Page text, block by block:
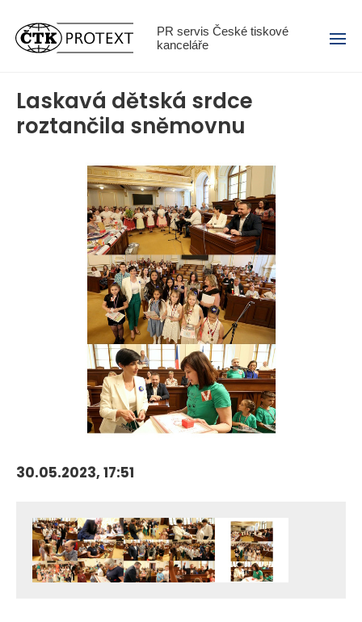
PR servis České tiskové
kanceláře
Menu
Laskavá dětská srdce
roztančila sněmovnu
30.05.2023, 17:51